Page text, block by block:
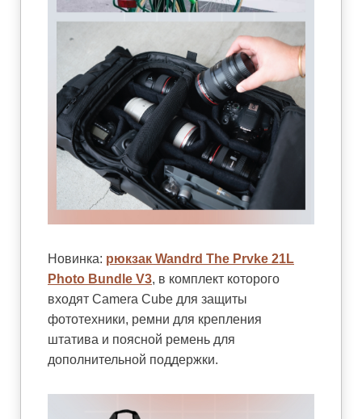
Новинка: рюкзак Wandrd The Prvke 21L
Photo Bundle V3, в комплект которого
входят Camera Cube для защиты
фототехники, ремни для крепления
штатива и поясной ремень для
дополнительной поддержки.